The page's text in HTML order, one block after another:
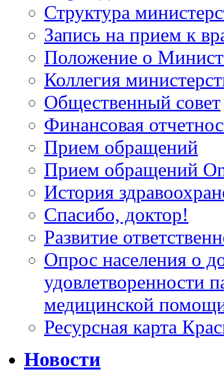
Структура
Запись на прием к
Положение о
Коллегия
Общественный совет
Финансовая
Прием обращений
Прием обращений
История
Спасибо, доктор!
Развитие
Опрос населения о
удовлетворенности
медицинской
Ресурсная карта
Новости